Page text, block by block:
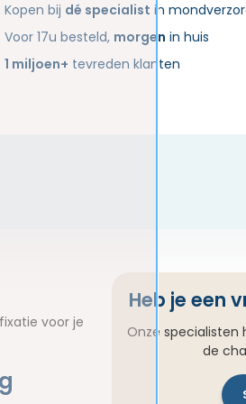
Kopen bij dé specialist in
Voor 17u besteld, morgen in huis
1 miljoen+ tevreden klanten
voor je
Heb je een
Onze specialisten
de